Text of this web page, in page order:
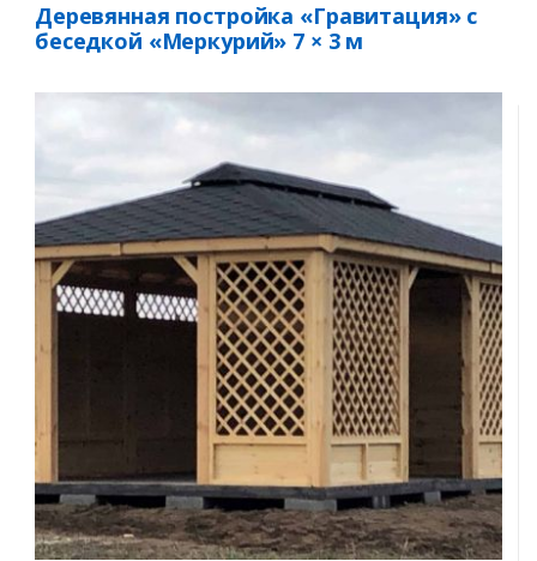
Деревянная постройка «Гравитация» с
беседкой «Меркурий» 7 × 3 м